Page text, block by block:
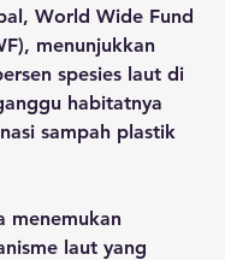
World Wide Fund
menunjukkan
spesies laut di
habitatnya
sampah plastik
menemukan
laut yang